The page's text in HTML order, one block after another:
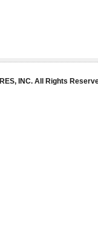
INC. All Rights